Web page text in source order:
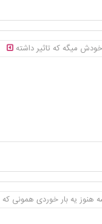
میگه که تاثیر داشته
یه بار خوردی همونی که